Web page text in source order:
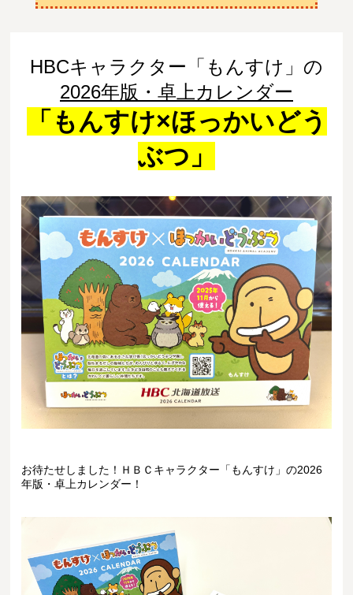
HBCキャラクター「もんすけ」の
2026年版・卓上カレンダー
「もんすけ×ほっかいどう
ぶつ」
お待たせしました！ＨＢＣキャラクター「もんすけ」の2026
年版・卓上カレンダー！